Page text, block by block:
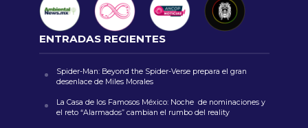
ENTRADAS RECIENTES
Spider-Man: Beyond the Spider-Verse prepara el gran
desenlace de Miles Morales
La Casa de los Famosos México: Noche de nominaciones y
el reto “Alarmados” cambian el rumbo del reality